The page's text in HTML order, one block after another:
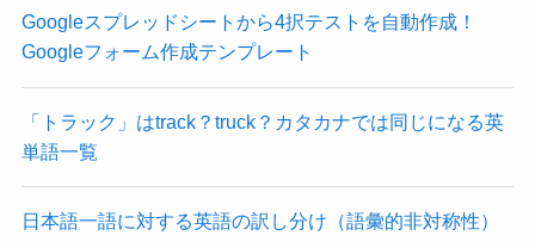
Googleスプレッドシートから4択テストを自動作成！
Googleフォーム作成テンプレート
「トラック」はtrack？truck？カタカナでは同じになる英
単語一覧
日本語一語に対する英語の訳し分け（語彙的非対称性）